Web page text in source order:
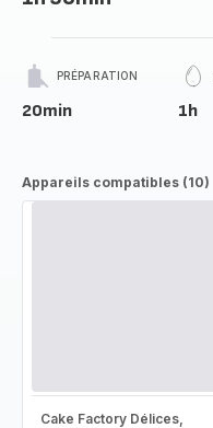
PRÉPARATION
20min 1h
Appareils compatibles (10)
Cake Factory Délices,